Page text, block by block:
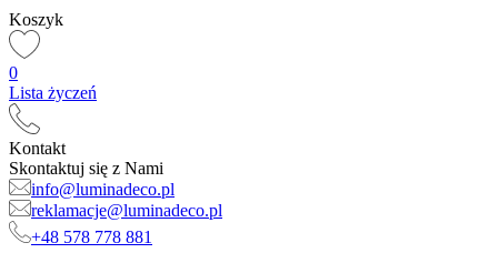
Koszyk
0
Lista życzeń
Kontakt
Skontaktuj się z Nami
info@luminadeco.pl
reklamacje@luminadeco.pl
+48 578 778 881